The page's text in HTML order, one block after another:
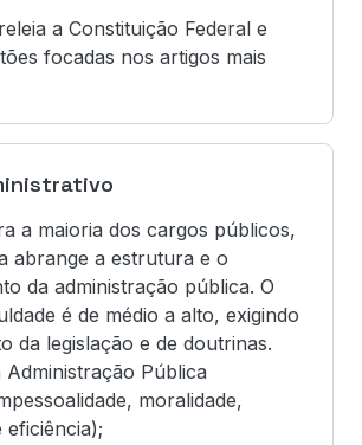
a Constituição Federal e
focadas nos artigos mais
a maioria dos cargos públicos,
abrange a estrutura e o
da administração pública. O
é de médio a alto, exigindo
da legislação e de doutrinas.
Administração Pública
moralidade,
eficiência);